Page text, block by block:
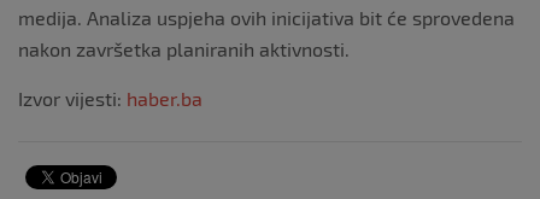
medija. Analiza uspjeha ovih inicijativa bit će sprovedena
nakon završetka planiranih aktivnosti.
Izvor vijesti: haber.ba